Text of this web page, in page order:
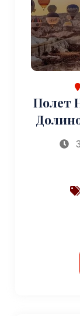
Полет